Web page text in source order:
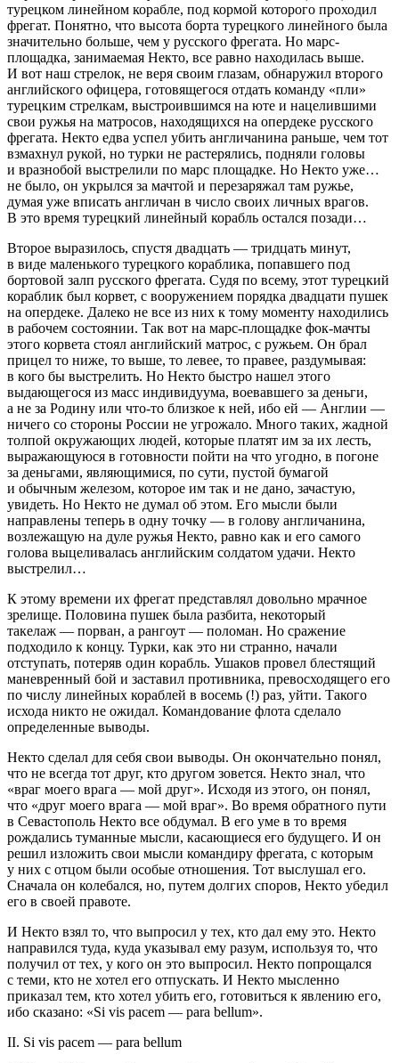
турецком линейном корабле, под кормой которого проходил
фрегат. Понятно, что высота борта турецкого линейного была
значительно больше, чем у русского фрегата. Но марс-
площадка, занимаемая Некто, все равно находилась выше.
И вот наш стрелок, не веря своим глазам, обнаружил второго
английского офицера, готовящегося отдать команду «пли»
турецким стрелкам, выстроившимся на юте и нацелившими
свои ружья на матросов, находящихся на опердеке русского
фрегата. Некто едва успел убить англичанина раньше, чем тот
взмахнул рукой, но турки не растерялись, подняли головы
и вразнобой выстрелили по марс площадке. Но Некто уже…
не было, он укрылся за мачтой и перезаряжал там ружье,
думая уже вписать англичан в число своих личных врагов.
В это время турецкий линейный корабль остался позади…
Второе выразилось, спустя двадцать — тридцать минут,
в виде маленького турецкого кораблика, попавшего под
бортовой залп русского фрегата. Судя по всему, этот турецкий
кораблик был корвет, с вооружением порядка двадцати пушек
на опердеке. Далеко не все из них к тому моменту находились
в рабочем состоянии. Так вот на марс-площадке фок-мачты
этого корвета стоял английский матрос, с ружьем. Он брал
прицел то ниже, то выше, то левее, то правее, раздумывая:
в кого бы выстрелить. Но Некто быстро нашел этого
выдающегося из масс индивидуума, воевавшего за деньги,
а не за Родину или что-то близкое к ней, ибо ей — Англии —
ничего со стороны России не угрожало. Много таких, жадной
толпой окружающих людей, которые платят им за их лесть,
выражающуюся в готовности пойти на что угодно, в погоне
за деньгами, являющимися, по сути, пустой бумагой
и обычным железом, которое им так и не дано, зачастую,
увидеть. Но Некто не думал об этом. Его мысли были
направлены теперь в одну точку — в голову англичанина,
возлежащую на дуле ружья Некто, равно как и его самого
голова выцеливалась английским солдатом удачи. Некто
выстрелил…
К этому времени их фрегат представлял довольно мрачное
зрелище. Половина пушек была разбита, некоторый
такелаж — порван, а рангоут — поломан. Но сражение
подходило к концу. Турки, как это ни странно, начали
отступать, потеряв один корабль. Ушаков провел блестящий
маневренный бой и заставил противника, превосходящего его
по числу линейных кораблей в восемь (!) раз, уйти. Такого
исхода никто не ожидал. Командование флота сделало
определенные выводы.
Некто сделал для себя свои выводы. Он окончательно понял,
что не всегда тот друг, кто другом зовется. Некто знал, что
«враг моего врага — мой друг». Исходя из этого, он понял,
что «друг моего врага — мой враг». Во время обратного пути
в Севастополь Некто все обдумал. В его уме в то время
рождались туманные мысли, касающиеся его будущего. И он
решил изложить свои мысли командиру фрегата, с которым
у них с отцом были особые отношения. Тот выслушал его.
Сначала он колебался, но, путем долгих споров, Некто убедил
его в своей правоте.
И Некто взял то, что выпросил у тех, кто дал ему это. Некто
направился туда, куда указывал ему разум, используя то, что
получил от тех, у кого он это выпросил. Некто попрощался
с теми, кто не хотел его отпускать. И Некто мысленно
приказал тем, кто хотел убить его, готовиться к явлению его,
ибо сказано: «Si vis pacem — para bellum».
II. Si vis pacem — para bellum